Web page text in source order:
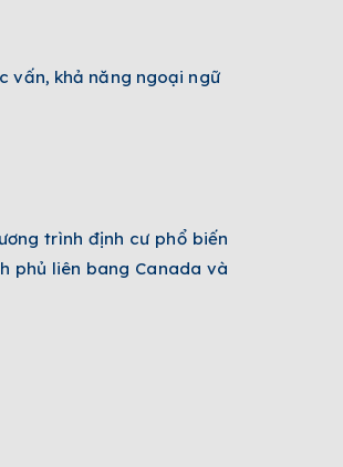
vấn, khả năng ngoại ngữ
trình định cư phổ biến
phủ liên bang Canada và